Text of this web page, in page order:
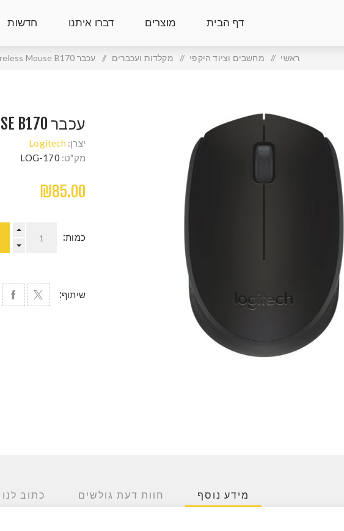
דף הבית מוצרים דברו איתנו חדשות
ראשי / מחשבים וציוד היקפי / מקלדות ועכברים / עכבר Logitech Wireless Mouse B170
עכבר LOGITECH WIRELESS MOUSE B170
יצרן: Logitech
מק"ט: LOG-170
₪85.00
כמות:
שיתוף:
מידע נוסף חוות דעת גולשים כתוב לנו